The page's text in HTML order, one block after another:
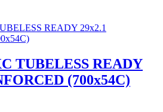
TUBELESS READY
(700x54C)